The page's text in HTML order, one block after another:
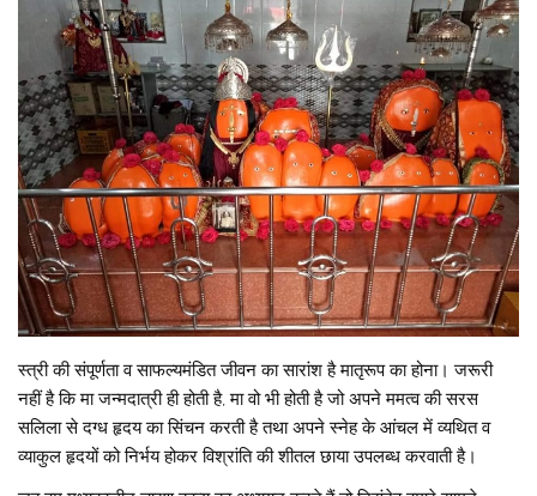
स्त्री की संपूर्णता व साफल्यमंडित जीवन का सारांश है मातृरूप का होना। जरूरी
नहीं है कि मा जन्मदात्री ही होती है, मा वो भी होती है जो अपने ममत्व की सरस
सलिला से दग्ध हृदय का सिंचन करती है तथा अपने स्नेह के आंचल में व्यथित व
व्याकुल हृदयों को निर्भय होकर विश्रांति की शीतल छाया उपलब्ध करवाती है।